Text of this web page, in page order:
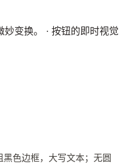
变换。 · 按钮的即时视觉
黑色边框，大写文本；无圆